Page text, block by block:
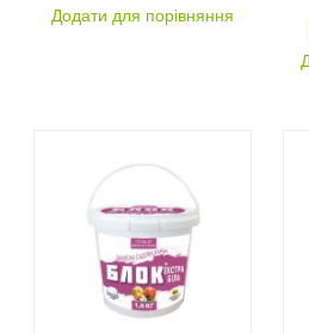
Додати для порівняння